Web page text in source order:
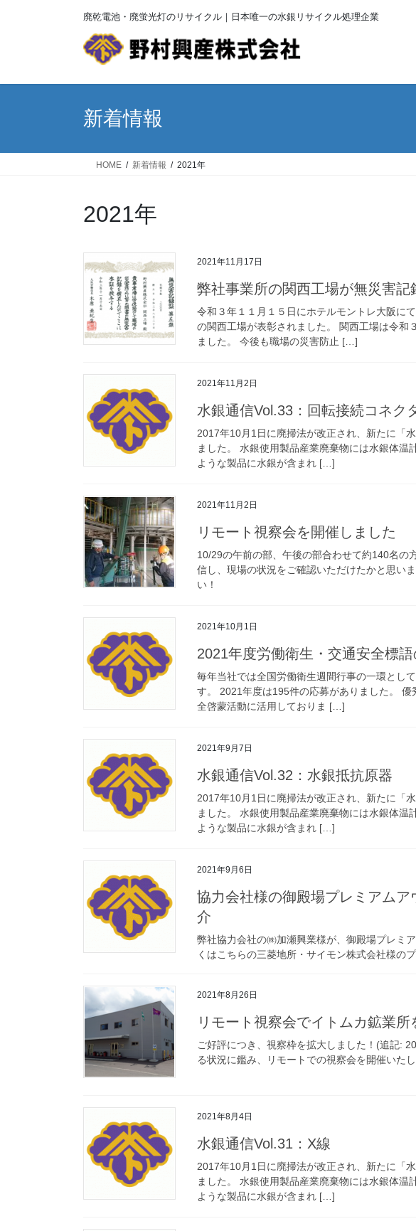
廃乾電池・廃蛍光灯のリサイクル｜日本唯一の水銀リサイクル処理企業
新着情報
HOME 新着情報 2021年
2021年
2021年11月17日
弊社事業所の関西工場が無災害
令和３年１１月１５日にホテルモントレ大阪に
の関西工場が表彰されました。 関西工場は令和
ました。 今後も職場の災害防止 […]
2021年11月2日
水銀通信Vol.33：回転接続コネク
2017年10月1日に廃掃法が改正され、新たに「
ました。 水銀使用製品産業廃棄物には水銀体
ような製品に水銀が含まれ […]
2021年11月2日
リモート視察会を開催しました
10/29の午前の部、午後の部合わせて約140名の
信し、現場の状況をご確認いただけたかと思い
い！
2021年10月1日
2021年度労働衛生・交通安全標
毎年当社では全国労働衛生週間行事の一環とし
す。 2021年度は195件の応募がありました。
全啓蒙活動に活用しておりま […]
2021年9月7日
水銀通信Vol.32：水銀抵抗原器
2017年10月1日に廃掃法が改正され、新たに「
ました。 水銀使用製品産業廃棄物には水銀体
ような製品に水銀が含まれ […]
2021年9月6日
協力会社様の御殿場プレミアム
介
弊社協力会社の㈱加瀬興業様が、御殿場プレミ
くはこちらの三菱地所・サイモン株式会社様の
2021年8月26日
リモート視察会でイトムカ鉱業所
ご好評につき、視察枠を拡大しました！(追記:
る状況に鑑み、リモートでの視察会を開催い
2021年8月4日
水銀通信Vol.31：X線
2017年10月1日に廃掃法が改正され、新たに「
ました。 水銀使用製品産業廃棄物には水銀体
ような製品に水銀が含まれ […]